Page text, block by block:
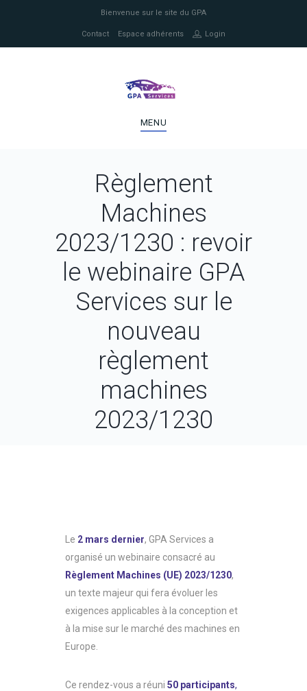
Bienvenue sur le site du GPA
Contact Espace adhérents Login
MENU
Règlement
Machines
2023/1230 : revoir
le webinaire GPA
Services sur le
nouveau
règlement
machines
2023/1230
Le 2 mars dernier, GPA Services a
organisé un webinaire consacré au
Règlement Machines (UE) 2023/1230,
un texte majeur qui fera évoluer les
exigences applicables à la conception et
à la mise sur le marché des machines en
Europe.
Ce rendez-vous a réuni 50 participants,